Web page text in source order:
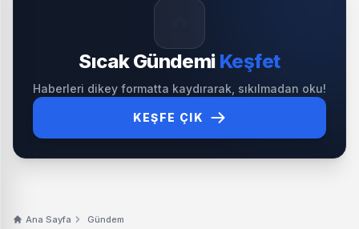
Sıcak Gündemi Keşfet
Haberleri dikey formatta kaydırarak, sıkılmadan oku!
KEŞFE ÇIK
Ana Sayfa Gündem